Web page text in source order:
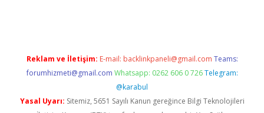
Reklam ve İletişim: E-mail: backlinkpaneli@gmail.com Teams:
forumhizmeti@gmail.com Whatsapp: 0262 606 0 726 Telegram:
@karabul
Yasal Uyarı: Sitemiz, 5651 Sayılı Kanun gereğince Bilgi Teknolojileri